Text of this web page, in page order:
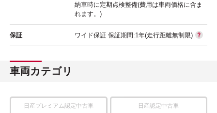
納車時に定期点検整備(費用は車両価格に含ま
れます。)
保証 ワイド保証 保証期間:1年(走行距離無制限)
車両カテゴリ
日産プレミアム認定中古車 日産認定中古車